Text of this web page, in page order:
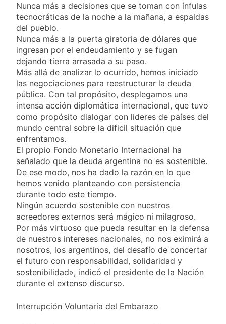
Nunca más a decisiones que se toman con ínfulas
tecnocráticas de la noche a la mañana, a espaldas
del pueblo.
Nunca más a la puerta giratoria de dólares que
ingresan por el endeudamiento y se fugan
dejando tierra arrasada a su paso.
Más allá de analizar lo ocurrido, hemos iniciado
las negociaciones para reestructurar la deuda
pública. Con tal propósito, desplegamos una
intensa acción diplomática internacional, que tuvo
como propósito dialogar con lideres de países del
mundo central sobre la dificil situación que
enfrentamos.
El propio Fondo Monetario Internacional ha
señalado que la deuda argentina no es sostenible.
De ese modo, nos ha dado la razón en lo que
hemos venido planteando con persistencia
durante todo este tiempo.
Ningún acuerdo sostenible con nuestros
acreedores externos será mágico ni milagroso.
Por más virtuoso que pueda resultar en la defensa
de nuestros intereses nacionales, no nos eximirá a
nosotros, los argentinos, del desafío de concertar
el futuro con responsabilidad, solidaridad y
sostenibilidad», indicó el presidente de la Nación
durante el extenso discurso.
Interrupción Voluntaria del Embarazo